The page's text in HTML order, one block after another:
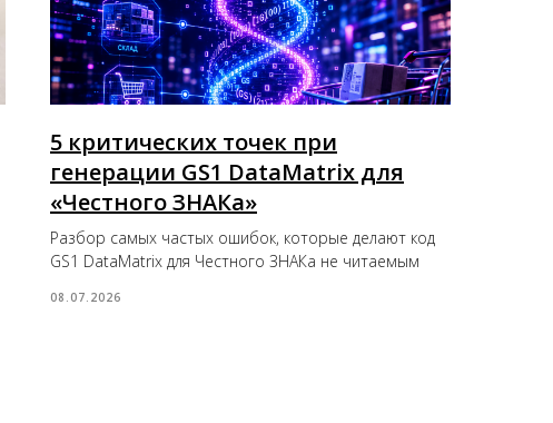
5 критических точек при
генерации GS1 DataMatrix для
«Честного ЗНАКа»
Разбор самых частых ошибок, которые делают код
GS1 DataMatrix для Честного ЗНАКа не читаемым
08.07.2026